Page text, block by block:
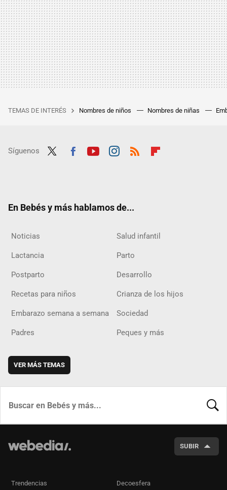
TEMAS DE INTERÉS Nombres de niños Nombres de niñas
Síguenos
En Bebés y más hablamos de...
Noticias Salud infantil
Lactancia Parto
Postparto Desarrollo
Recetas para niños Crianza de los hijos
Embarazo semana a semana Sociedad
Padres Peques y más
VER MÁS TEMAS
SUBIR
Trendencias Decoesfera